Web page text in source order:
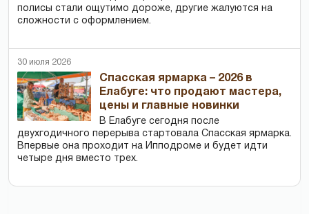
полисы стали ощутимо дороже, другие жалуются на
сложности с оформлением.
30 июля 2026
Спасская ярмарка – 2026 в
Елабуге: что продают мастера,
цены и главные новинки
В Елабуге сегодня после
двухгодичного перерыва стартовала Спасская ярмарка.
Впервые она проходит на Ипподроме и будет идти
четыре дня вместо трех.